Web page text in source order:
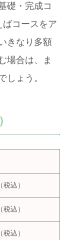
礎・完成コ
コースをア
きなり多額
場合は、ま
しょう。
込）
込）
込）